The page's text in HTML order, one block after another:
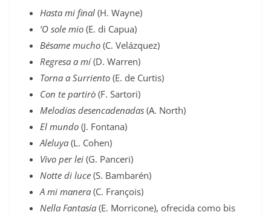
Hasta mi final (H. Wayne)
’O sole mio (E. di Capua)
Bésame mucho (C. Velázquez)
Regresa a mí(D. Warren)
Torna a Surriento (E. de Curtis)
Con te partirò (F. Sartori)
Melodías desencadenadas (A. North)
El mundo (J. Fontana)
Aleluya (L. Cohen)
Vivo per lei (G. Panceri)
Notte di luce (S. Bambarén)
A mi manera (C. François)
Nella Fantasía (E. Morricone), ofrecida como bis